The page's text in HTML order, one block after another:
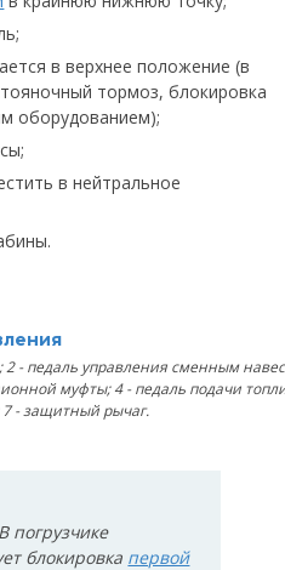
в верхнее положение (в
тормоз, блокировка
оборудованием);
в нейтральное
2 - педаль управления сменным
муфты; 4 - педаль подачи
7 - защитный рычаг.
блокировка первой